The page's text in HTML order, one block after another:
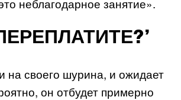
на своего шурина, и ожидает
он отбудет примерно